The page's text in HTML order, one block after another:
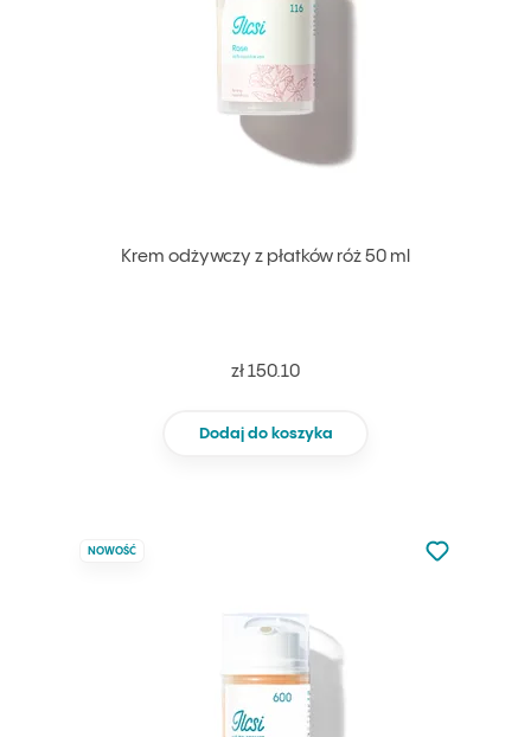
Krem odżywczy z płatków róż 50 ml
zł 150.10
Dodaj do koszyka
NOWOŚĆ
Nie dodano
Dodaj do